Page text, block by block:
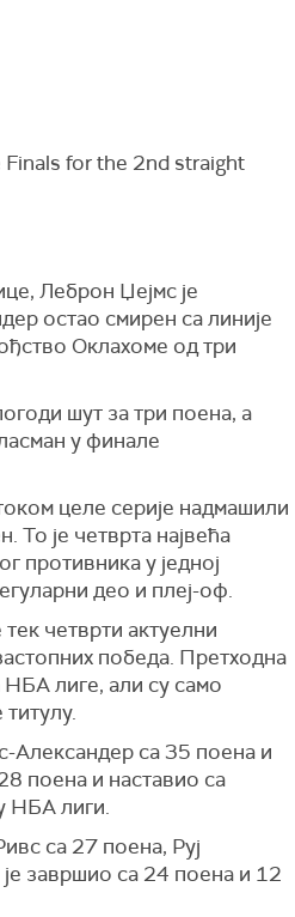
for the 2nd straight
Леброн Џејмс је
остао смирен са линије
Оклахоме од три
шут за три поена, а
у финале
целе серије надмашили
То је четврта највећа
противника у једној
део и плеј-оф.
тек четврти актуелни
победа. Претходна
НБА лиге, али су само
Александер са 35 поена и
поена и наставио са
НБА лиги.
са 27 поена, Руј
завршио са 24 поена и 12